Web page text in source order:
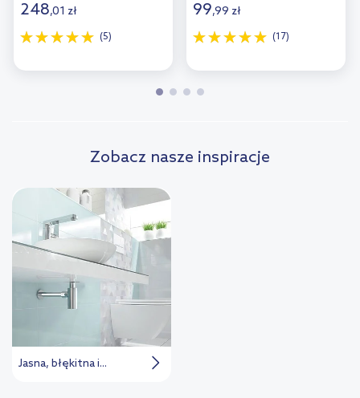
248,01 zł
(5)
99,99 zł
(17)
Zobacz nasze inspiracje
Jasna, błękitna i...